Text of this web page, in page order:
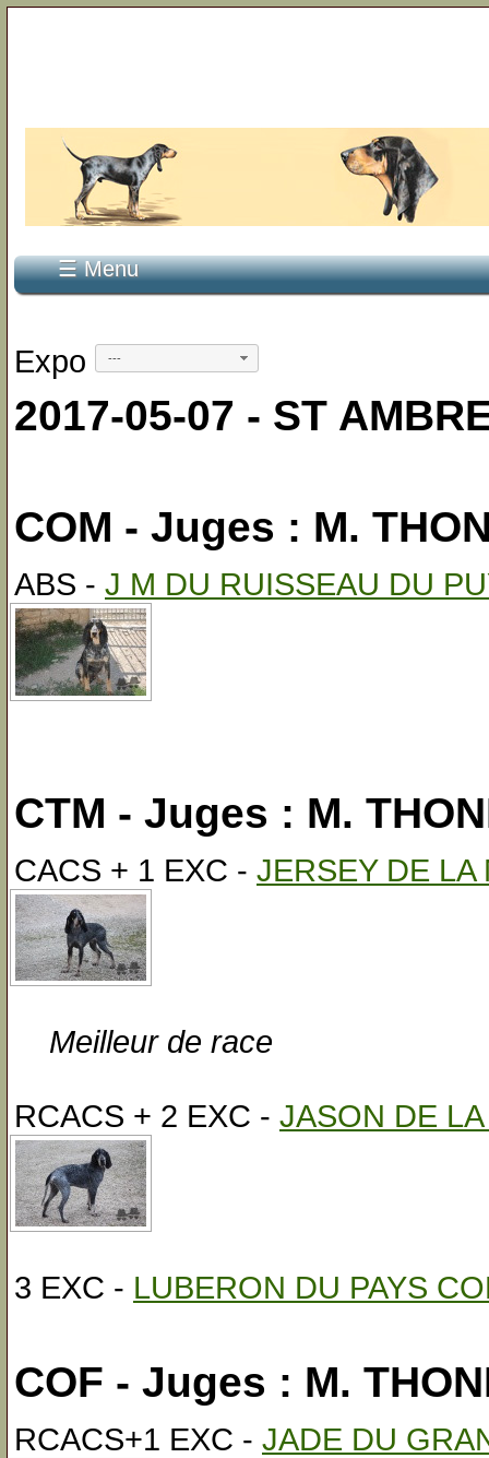
☰ Menu
Expo ---
2017-05-07 - ST
COM - Juges : M.
ABS - J M DU RUISSEAU DU
CTM - Juges : M.
CACS + 1 EXC - JERSEY DE LA
Meilleur de race
RCACS + 2 EXC - JASON DE
3 EXC - LUBERON DU PAYS
COF - Juges : M.
RCACS+1 EXC - JADE DU